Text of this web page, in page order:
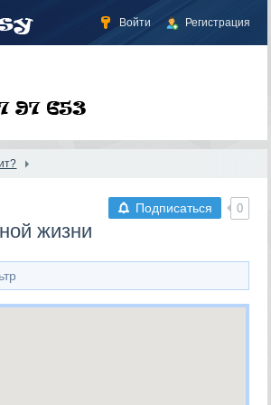
Войти Регистрация
Подписаться 0
жизни